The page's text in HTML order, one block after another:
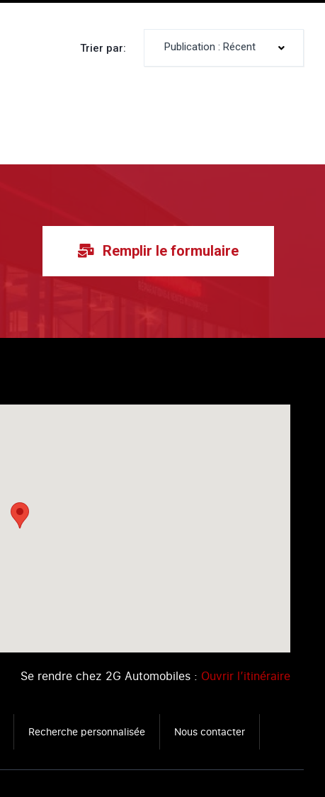
Trier par: Publication : Récent
Remplir le formulaire
Se rendre chez 2G Automobiles : Ouvrir l’itinéraire
Recherche personnalisée Nous contacter